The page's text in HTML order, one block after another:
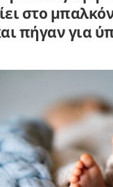
στο
πήγαν για